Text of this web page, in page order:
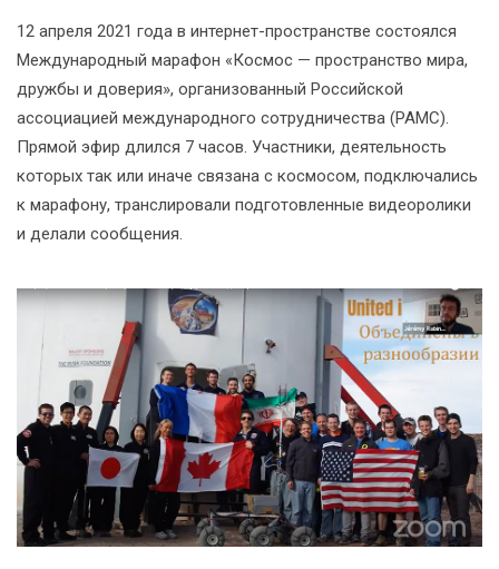
12 апреля 2021 года в интернет-пространстве состоялся
Международный марафон «Космос — пространство мира,
дружбы и доверия», организованный Российской
ассоциацией международного сотрудничества (РАМС).
Прямой эфир длился 7 часов. Участники, деятельность
которых так или иначе связана с космосом, подключались
к марафону, транслировали подготовленные видеоролики
и делали сообщения.